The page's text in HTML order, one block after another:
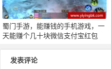
蜀门手游，能赚钱的手机游戏，一
天能赚个几十块微信支付宝红包
发表评论